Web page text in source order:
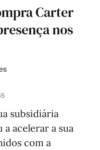
Carter
nos
subsidiária
acelerar a sua
com a